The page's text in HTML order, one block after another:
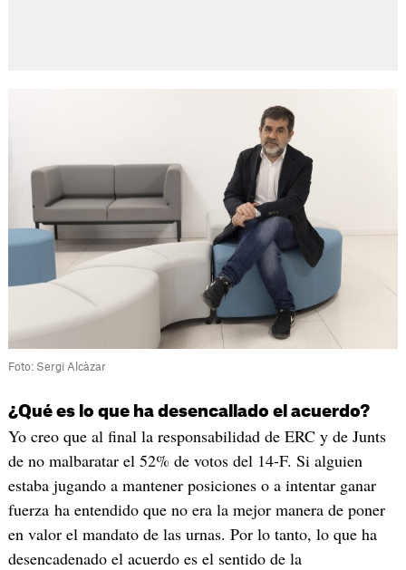
Foto: Sergi Alcàzar
¿Qué es lo que ha desencallado el acuerdo?
Yo creo que al final la responsabilidad de ERC y de Junts
de no malbaratar el 52% de votos del 14-F. Si alguien
estaba jugando a mantener posiciones o a intentar ganar
fuerza ha entendido que no era la mejor manera de poner
en valor el mandato de las urnas. Por lo tanto, lo que ha
desencadenado el acuerdo es el sentido de la